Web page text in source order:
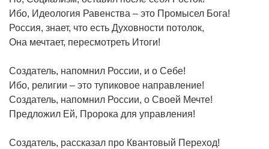
Ибо, Идеология Равенства – это Промысел Бога!
Россия, знает, что есть Духовности потолок,
Она мечтает, пересмотреть Итоги!
Создатель, напомнил России, и о Себе!
Ибо, религии – это тупиковое направление!
Создатель, напомнил России, о Своей Мечте!
Предложил Ей, Пророка для управления!
Создатель, рассказал про Квантовый Переход!